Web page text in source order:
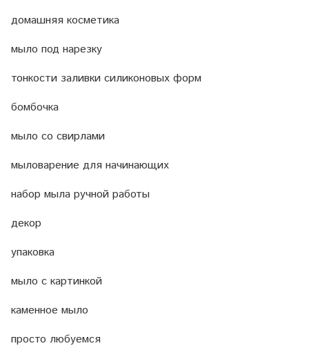
домашняя косметика
мыло под нарезку
тонкости заливки силиконовых форм
бомбочка
мыло со свирлами
мыловарение для начинающих
набор мыла ручной работы
декор
упаковка
мыло с картинкой
каменное мыло
просто любуемся